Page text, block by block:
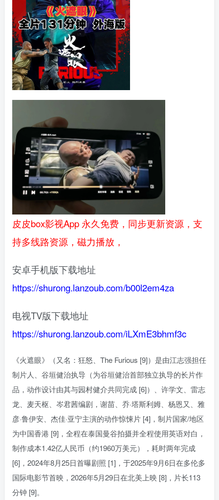
皮皮box影视App 永久免费，同步更新资源，支
持多线路资源，磁力播放，
安卓手机版下载地址
https://shurong.lanzoub.com/b00l2em4za
电视TV版下载地址
https://shurong.lanzoub.com/iLXmE3bhmf3c
《火遮眼》（又名：狂怒、The Furious [9]）是由江志强担任
制片人、谷垣健治执导（为谷垣健治首部独立执导的长片作
品，动作设计由其与园村健介共同完成 [6]）、许学文、雷志
龙、麦天枢、岑君茜编剧，谢苗、乔·塔斯利姆、杨恩又、雅
彦·鲁伊安、杰佳·亚宁主演的动作惊悚片 [4]，制片国家/地区
为中国香港 [9]，全程在泰国曼谷拍摄并全程使用英语对白，
制作成本1.42亿人民币（约1960万美元），耗时两年完成
[6]，2024年8月25日首曝剧照 [1]，于2025年9月6日在多伦多
国际电影节首映，2026年5月29日在北美上映 [8]，片长113
分钟 [9]。